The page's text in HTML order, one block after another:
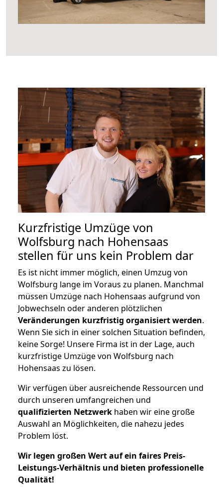
Kurzfristige Umzüge von
Wolfsburg nach Hohensaas
stellen für uns kein Problem dar
Es ist nicht immer möglich, einen Umzug von
Wolfsburg lange im Voraus zu planen. Manchmal
müssen Umzüge nach Hohensaas aufgrund von
Jobwechseln oder anderen plötzlichen
Veränderungen kurzfristig organisiert werden.
Wenn Sie sich in einer solchen Situation befinden,
keine Sorge! Unsere Firma ist in der Lage, auch
kurzfristige Umzüge von Wolfsburg nach
Hohensaas zu lösen.
Wir verfügen über ausreichende Ressourcen und
durch unseren umfangreichen und
qualifizierten Netzwerk haben wir eine große
Auswahl an Möglichkeiten, die nahezu jedes
Problem löst.
Wir legen großen Wert auf ein faires Preis-
Leistungs-Verhältnis und bieten professionelle
Qualität!